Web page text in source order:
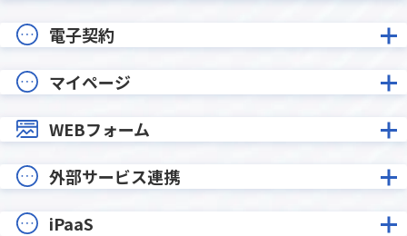
電子契約
マイページ
WEBフォーム
外部サービス連携
iPaaS